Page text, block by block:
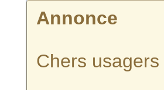
Annonce
Chers